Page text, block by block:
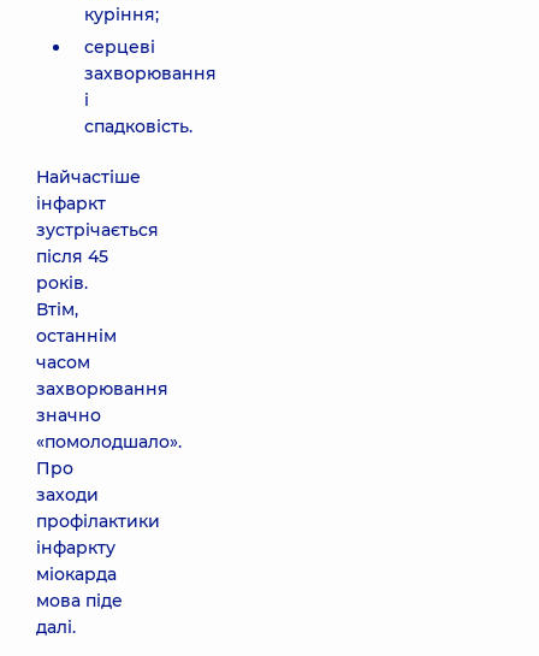
куріння;
серцеві
захворювання
і
спадковість.
Найчастіше
інфаркт
зустрічається
після 45
років.
Втім,
останнім
часом
захворювання
значно
«помолодшало».
Про
заходи
профілактики
інфаркту
міокарда
мова піде
далі.